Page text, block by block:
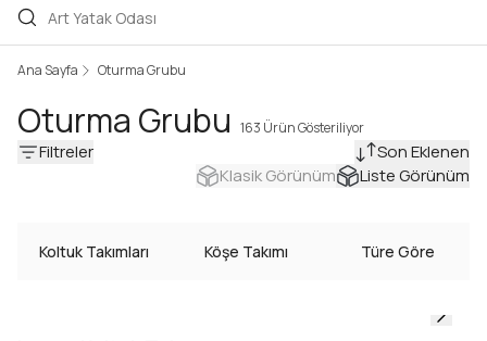
Ana Sayfa Oturma Grubu
Oturma Grubu 163 Ürün Gösteriliyor
Filtreler
Klasik Görünüm
Liste Görünüm
Son Eklenen
Koltuk Takımları Köşe Takımı Türe Göre